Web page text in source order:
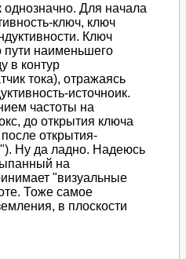
Для начала
ключ, ключ
Ключ
пути наименьшего
в контур
тока), отражаясь
источноик.
частоты на
до открытия ключа
открытия-
Ну да ладно. Надеюсь
на
"визуальные
Тоже самое
в плоскости